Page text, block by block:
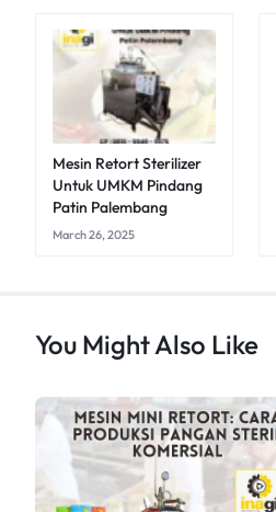
Mesin Retort Sterilizer
Untuk UMKM Pindang
Patin Palembang
March 26, 2025
You Might Also Like